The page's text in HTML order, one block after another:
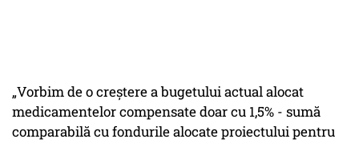
„Vorbim de o creştere a bugetului actual alocat
medicamentelor compensate doar cu 1,5% - sumă
comparabilă cu fondurile alocate proiectului pentru